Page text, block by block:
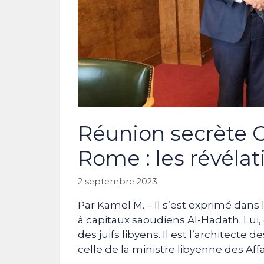
Réunion secrète
Rome : les
2 septembre 2023
Par Kamel M. – Il s’est exprimé
à capitaux saoudiens Al-Hadath.
des juifs libyens. Il est l’architecte
celle de la ministre libyenne des